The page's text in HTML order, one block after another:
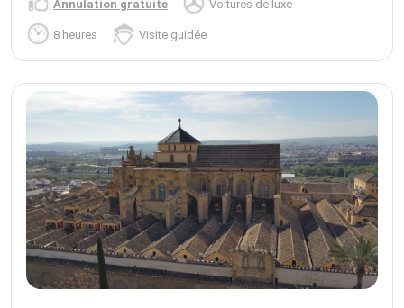
Annulation gratuite Voitures de luxe
8 heures Visite guidée